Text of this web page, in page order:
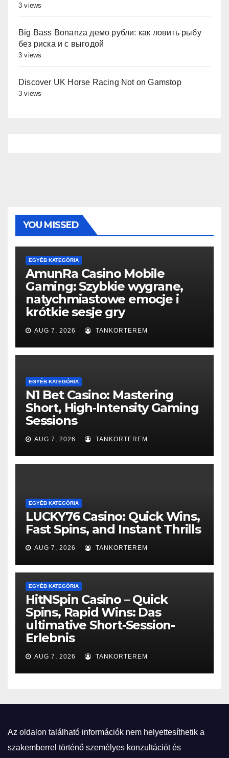
3 views
Big Bass Bonanza демо рубли: как ловить рыбу
без риска и с выгодой
3 views
Discover UK Horse Racing Not on Gamstop
3 views
YOU MISSED
EGYÉB KATEGÓRIA
AmunRa Casino Mobile
Gaming: Szybkie wygrane,
natychmiastowe emocje i
krótkie sesje gry
AUG 7, 2026 TANKORTEREM
EGYÉB KATEGÓRIA
N1 Bet Casino: Mastering
Short, High‑Intensity Gaming
Sessions
AUG 7, 2026 TANKORTEREM
EGYÉB KATEGÓRIA
LUCKY76 Casino: Quick Wins,
Fast Spins, and Instant Thrills
AUG 7, 2026 TANKORTEREM
EGYÉB KATEGÓRIA
HitNSpin Casino – Quick
Spins, Rapid Wins: Das
ultimative Short‑Session-
Erlebnis
AUG 7, 2026 TANKORTEREM
Az oldalon található információk nem helyettesíthetik a
szakemberrel történő személyes konzultációt és